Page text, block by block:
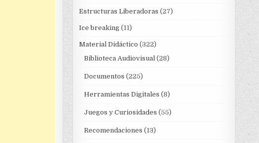
Estructuras Liberadoras (27)
Ice breaking(11)
Material Didáctico (322)
Biblioteca Audiovisual(28)
Documentos (225)
Herramientas Digitales (8)
Juegos y Curiosidades (55)
Recomendaciones (13)